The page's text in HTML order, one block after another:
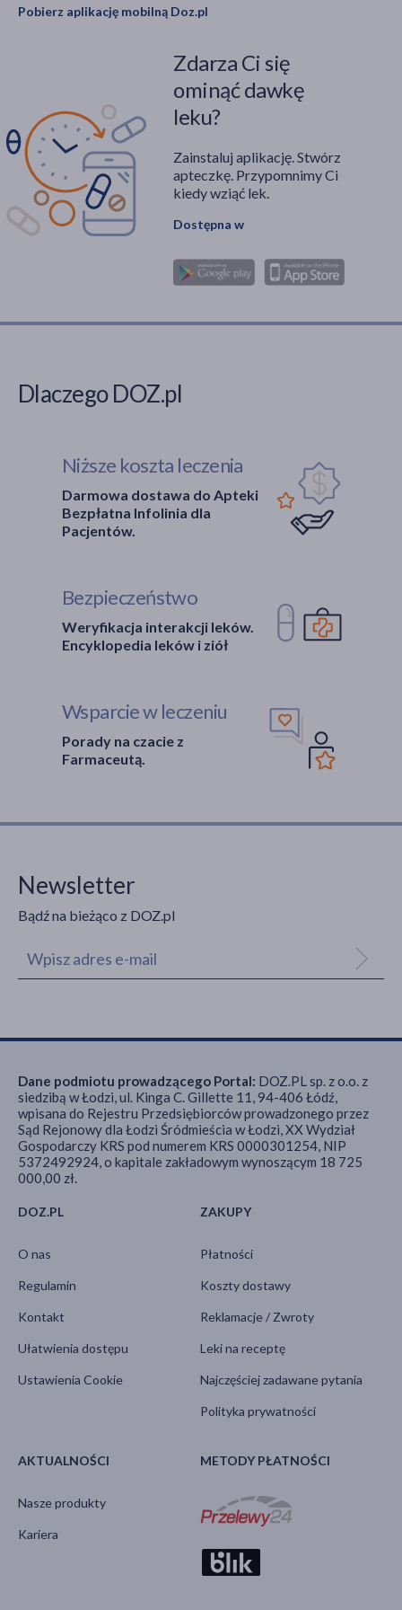
Pobierz aplikację mobilną Doz.pl
Zdarza Ci się
ominąć dawkę
leku?
Zainstaluj aplikację. Stwórz
apteczkę. Przypomnimy Ci
kiedy wziąć lek.
Dostępna w
Dlaczego DOZ.pl
Niższe koszta leczenia
Darmowa dostawa do Apteki
Bezpłatna Infolinia dla
Pacjentów.
Bezpieczeństwo
Weryfikacja interakcji leków.
Encyklopedia leków i ziół
Wsparcie w leczeniu
Porady na czacie z
Farmaceutą.
Newsletter
Bądź na bieżąco z DOZ.pl
DOZ.PL
O nas
Regulamin
Kontakt
Ułatwienia dostępu
Ustawienia Cookie
ZAKUPY
Płatności
Koszty dostawy
Reklamacje / Zwroty
Leki na receptę
Najczęściej zadawane pytania
Polityka prywatności
AKTUALNOŚCI
Nasze produkty
Kariera
METODY PŁATNOŚCI
Dane podmiotu prowadzącego Portal: DOZ.PL sp. z o.o. z
siedzibą w Łodzi, ul. Kinga C. Gillette 11, 94-406 Łódź,
wpisana do Rejestru Przedsiębiorców prowadzonego przez
Sąd Rejonowy dla Łodzi Śródmieścia w Łodzi, XX Wydział
Gospodarczy KRS pod numerem KRS 0000301254, NIP
5372492924, o kapitale zakładowym wynoszącym 18 725
000,00 zł.